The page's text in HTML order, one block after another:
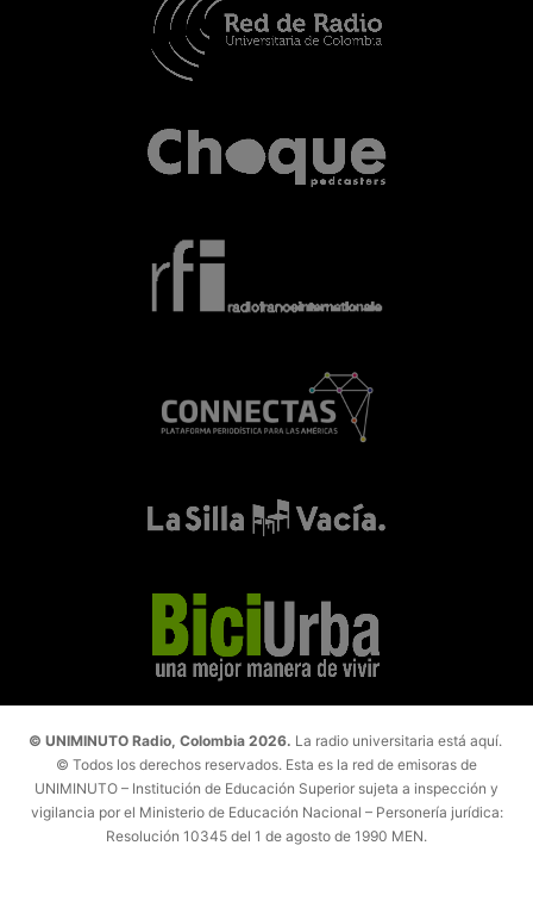
© UNIMINUTO Radio, Colombia 2026. La radio universitaria está aquí.
© Todos los derechos reservados. Esta es la red de emisoras de
UNIMINUTO – Institución de Educación Superior sujeta a inspección y
vigilancia por el Ministerio de Educación Nacional – Personería jurídica:
Resolución 10345 del 1 de agosto de 1990 MEN.